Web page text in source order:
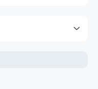
保证一定能获取得到返
所上下浮动。